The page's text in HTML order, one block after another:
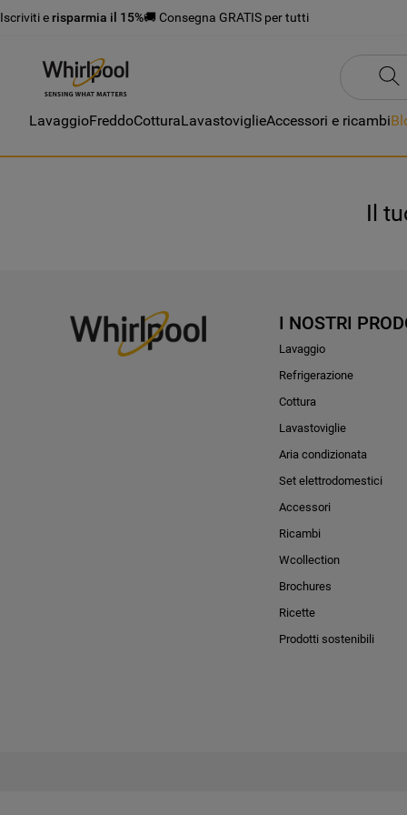
Iscriviti e risparmia il 15%🚚 Consegna GRATIS per tutti
LavaggioFreddoCotturaLavastoviglieAccessori e ricambi
Il
I NOSTRI
Lavaggio
Refrigerazione
Cottura
Lavastoviglie
Aria condizionata
Set elettrodomestici
Accessori
Ricambi
Wcollection
Brochures
Ricette
Prodotti sostenibili